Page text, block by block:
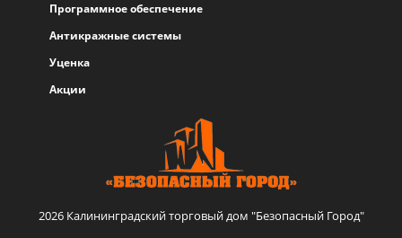
Программное обеспечение
Антикражные системы
Уценка
Акции
2026 Калининградский торговый дом "Безопасный Город"